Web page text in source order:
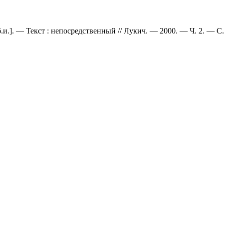
— Текст : непосредственный // Лукич. — 2000. — Ч. 2. — С.